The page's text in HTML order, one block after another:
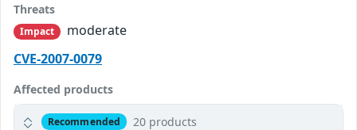
Threats
Impact
moderate
CVE-2007-0079
Affected products
Recommended 20 products